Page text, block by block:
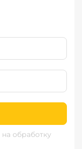
на обработку